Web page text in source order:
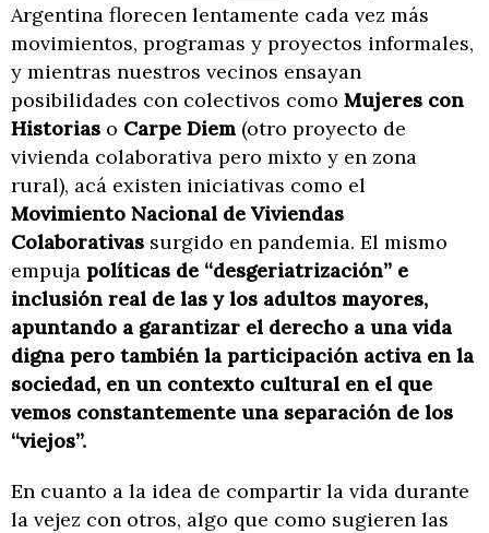
Argentina florecen lentamente cada vez más
movimientos, programas y proyectos informales,
y mientras nuestros vecinos ensayan
posibilidades con colectivos como Mujeres con
Historias o Carpe Diem (otro proyecto de
vivienda colaborativa pero mixto y en zona
rural), acá existen iniciativas como el
Movimiento Nacional de Viviendas
Colaborativas surgido en pandemia. El mismo
empuja políticas de “desgeriatrización” e
inclusión real de las y los adultos mayores,
apuntando a garantizar el derecho a una vida
digna pero también la participación activa en la
sociedad, en un contexto cultural en el que
vemos constantemente una separación de los
“viejos”.
En cuanto a la idea de compartir la vida durante
la vejez con otros, algo que como sugieren las